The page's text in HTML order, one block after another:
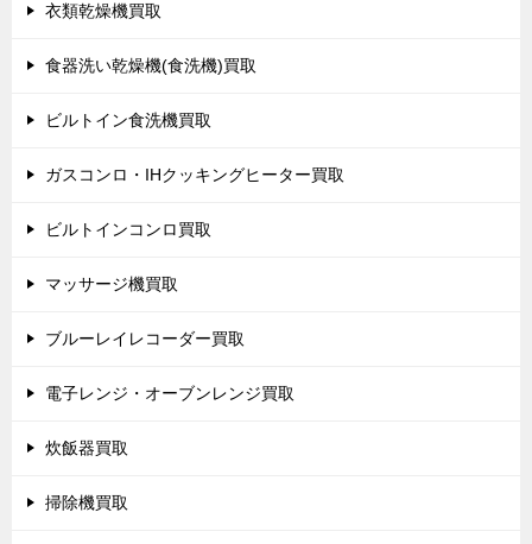
衣類乾燥機買取
食器洗い乾燥機(食洗機)買取
ビルトイン食洗機買取
ガスコンロ・IHクッキングヒーター買取
ビルトインコンロ買取
マッサージ機買取
ブルーレイレコーダー買取
電子レンジ・オーブンレンジ買取
炊飯器買取
掃除機買取